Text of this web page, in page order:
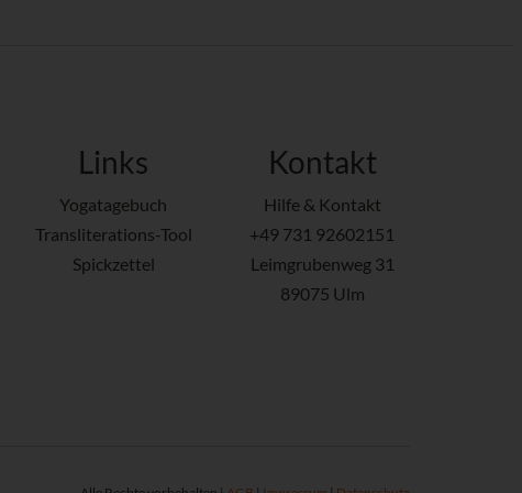
Links
Yogatagebuch
Transliterations-Tool
Spickzettel
Kontakt
Hilfe & Kontakt
+49 731 92602151
Leimgrubenweg 31
89075 Ulm